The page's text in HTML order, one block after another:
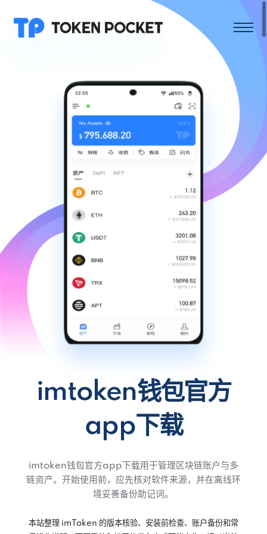
imtoken钱包官方
app下载
imtoken钱包官方app下载用于管理区块链账户与多
链资产。开始使用前，应先核对软件来源，并在离线环
境妥善备份助记词。
本站整理 imToken 的版本核验、安装前检查、账户备份和常